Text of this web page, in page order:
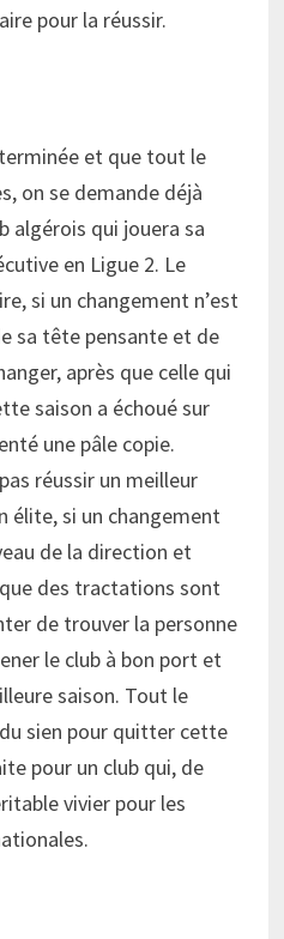
pour la réussir.
et que tout le
on se demande déjà
algérois qui jouera sa
en Ligue 2. Le
si un changement n’est
sa tête pensante et de
après que celle qui
saison a échoué sur
une pâle copie.
réussir un meilleur
élite, si un changement
de la direction et
des tractations sont
de trouver la personne
le club à bon port et
saison. Tout le
sien pour quitter cette
pour un club qui, de
vivier pour les
nationales.